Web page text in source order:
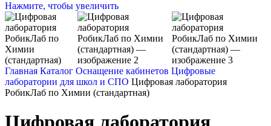
Нажмите, чтобы увеличить
Главная Каталог Оснащение кабинетов Цифровые
лаборатории для школ и СПО Цифровая лаборатория
РобикЛаб по Химии (стандартная)